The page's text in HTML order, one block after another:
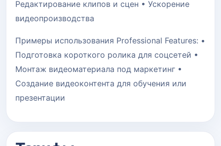
Редактирование клипов и сцен • Ускорение
видеопроизводства
Примеры использования Professional Features: •
Подготовка короткого ролика для соцсетей •
Монтаж видеоматериала под маркетинг •
Создание видеоконтента для обучения или
презентации